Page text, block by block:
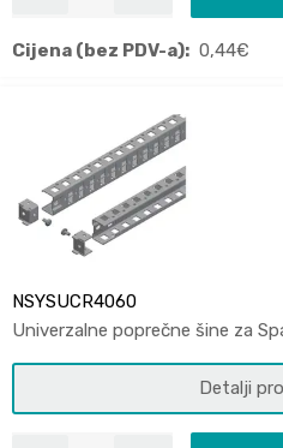
Cijena (bez PDV-a): 0,44€
NSYSUCR4060
Univerzalne poprečne šine za
Detalji